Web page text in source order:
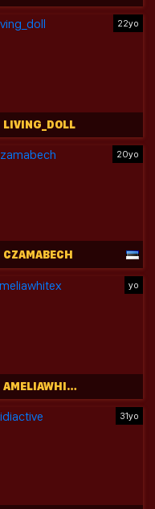
22yo
LIVING_DOLL
20yo
CZAMABECH
yo
AMELIAWHITEX
31yo